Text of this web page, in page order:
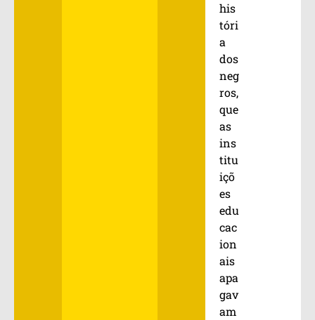
his
tóri
a
dos
neg
ros,
que
as
ins
titu
içõ
es
edu
cac
ion
ais
apa
gav
am